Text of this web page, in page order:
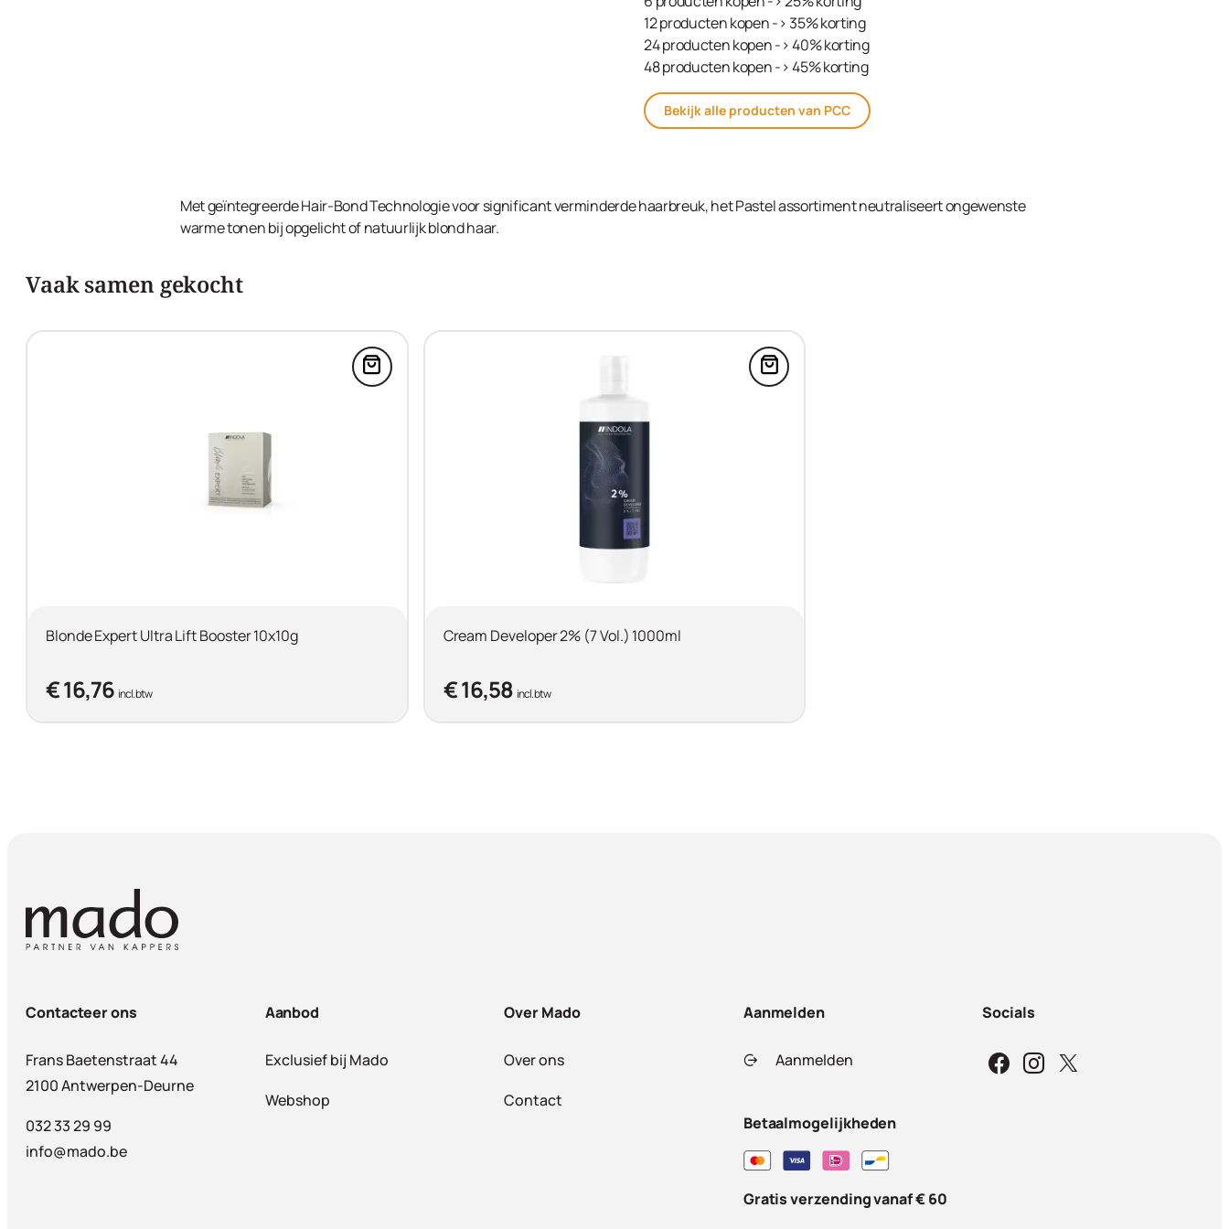
12 producten kopen -> 35% korting
24 producten kopen -> 40% korting
48 producten kopen -> 45% korting
Bekijk alle producten van PCC
Met geïntegreerde Hair-Bond Technologie voor significant verminderde haarbreuk, het Pastel assortiment neutraliseert ongewenste
warme tonen bij opgelicht of natuurlijk blond haar.
Vaak samen gekocht
Voeg Blonde Expert Ultra Lift Booster 10x10g in de winkelwagen
Blonde Expert Ultra Lift Booster 10x10g
€ 16,76 incl. btw
Voeg Cream Developer 2% (7 Vol.) 1000ml in de
Cream Developer 2% (7 Vol.) 1000ml
€ 16,58 incl. btw
Contacteer ons
Frans Baetenstraat 44
2100 Antwerpen-Deurne
032 33 29 99
info@mado.be
Aanbod
Exclusief bij Mado
Webshop
Over Mado
Over ons
Contact
Aanmelden
Aanmelden
Betaalmogelijkheden
Gratis verzending vanaf € 60
Socials